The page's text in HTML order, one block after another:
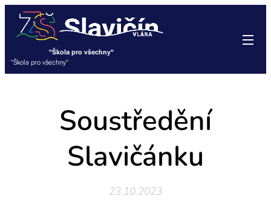
"Škola pro všechny"
"Škola pro všechny"
Soustředění
Slavičánku
23.10.2023